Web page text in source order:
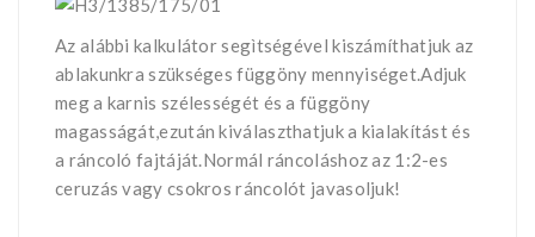
Az alábbi kalkulátor segìtségével kiszámíthatjuk az
ablakunkra szükséges függöny mennyiséget.Adjuk
meg a karnis szélességét és a függöny
magasságát,ezután kiválaszthatjuk a kialakítást és
a ráncoló fajtáját.Normál ráncoláshoz az 1:2-es
ceruzás vagy csokros ráncolót javasoljuk!